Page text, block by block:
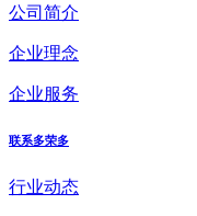
公司简介
企业理念
企业服务
联系多荣多
行业动态